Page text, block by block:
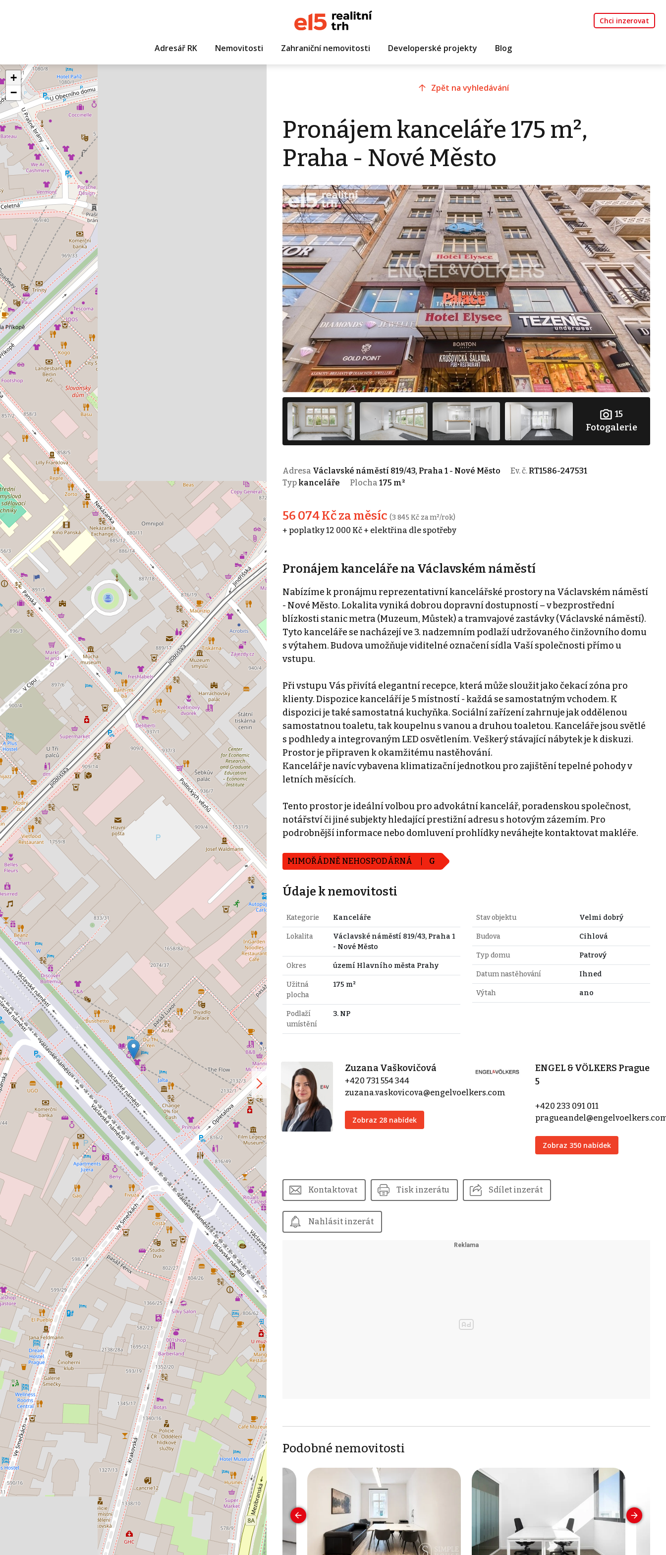
Chci inzerovat
Adresář RK Nemovitosti Zahraniční nemovitosti Developerské projekty Blog
+
−
Zpět na vyhledávání
Pronájem kanceláře 175 m²,
Praha - Nové Město
15
Fotogalerie
Adresa Václavské náměstí 819/43, Praha 1 - Nové Město Ev. č. RT1586-247531
Typ kanceláře Plocha 175 m²
56 074 Kč za měsíc (3 845 Kč za m²/rok)
+ poplatky 12 000 Kč + elektřina dle spotřeby
Pronájem kanceláře na Václavském náměstí
Nabízíme k pronájmu reprezentativní kancelářské prostory na Václavském náměstí
- Nové Město. Lokalita vyniká dobrou dopravní dostupností – v bezprostřední
blízkosti stanic metra (Muzeum, Můstek) a tramvajové zastávky (Václavské náměstí).
Tyto kanceláře se nacházejí ve 3. nadzemním podlaží udržovaného činžovního domu
s výtahem. Budova umožňuje viditelné označení sídla Vaší společnosti přímo u
vstupu.
Při vstupu Vás přivítá elegantní recepce, která může sloužit jako čekací zóna pro
klienty. Dispozice kanceláří je 5 místností - každá se samostatným vchodem. K
dispozici je také samostatná kuchyňka. Sociální zařízení zahrnuje jak oddělenou
samostatnou toaletu, tak koupelnu s vanou a druhou toaletou. Kanceláře jsou světlé
s podhledy a integrovaným LED osvětlením. Veškerý stávající nábytek je k diskuzi.
Prostor je připraven k okamžitému nastěhování.
Kancelář je navíc vybavena klimatizační jednotkou pro zajištění tepelné pohody v
letních měsících.
Tento prostor je ideální volbou pro advokátní kancelář, poradenskou společnost,
notářství či jiné subjekty hledající prestižní adresu s hotovým zázemím. Pro
podrobnější informace nebo domluvení prohlídky neváhejte kontaktovat makléře.
MIMOŘÁDNĚ NEHOSPODÁRNÁ G
Údaje k nemovitosti
Kategorie Kanceláře
Lokalita
Václavské náměstí 819/43, Praha 1
- Nové Město
Okres území Hlavního města Prahy
Užitná
plocha
175 m²
Podlaží
umístění
3. NP
Stav objektu Velmi dobrý
Budova Cihlová
Typ domu Patrový
Datum nastěhování Ihned
Výtah ano
Zuzana Vaškovičová
+420 731 554 344
zuzana.vaskovicova@engelvoelkers.com
Zobraz 28 nabídek
ENGEL & VÖLKERS Prague
5
+420 233 091 011
Zobraz 350 nabídek
Kontaktovat Tisk inzerátu Sdílet inzerát
Nahlásit inzerát
Podobné nemovitosti